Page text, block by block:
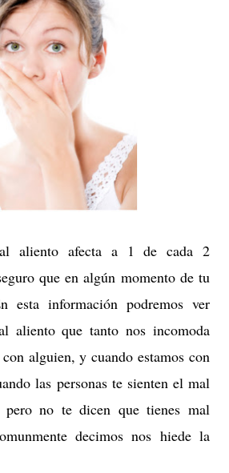
aliento afecta a 1 de cada 2
que en algún momento de tu
esta información podremos ver
aliento que tanto nos incomoda
alguien, y cuando estamos con
las personas te sienten el mal
pero no te dicen que tienes mal
decimos nos hiede la